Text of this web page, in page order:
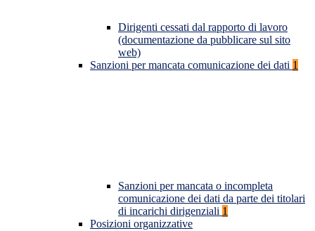
Dirigenti cessati dal rapporto di lavoro
(documentazione da pubblicare sul sito
web)
Sanzioni per mancata comunicazione dei dati 1
Sanzioni per mancata o incompleta
comunicazione dei dati da parte dei titolari
di incarichi dirigenziali 1
Posizioni organizzative